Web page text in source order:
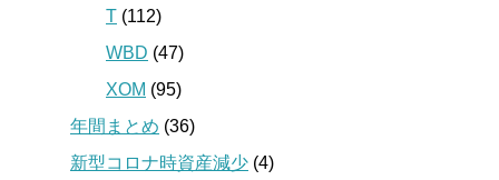
T (112)
WBD (47)
XOM (95)
年間まとめ (36)
新型コロナ時資産減少 (4)